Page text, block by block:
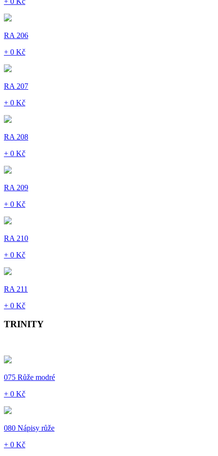
RA 206
+ 0 Kč
RA 207
+ 0 Kč
RA 208
+ 0 Kč
RA 209
+ 0 Kč
RA 210
+ 0 Kč
RA 211
+ 0 Kč
TRINITY
075 Růže modré
+ 0 Kč
080 Nápisy růže
+ 0 Kč